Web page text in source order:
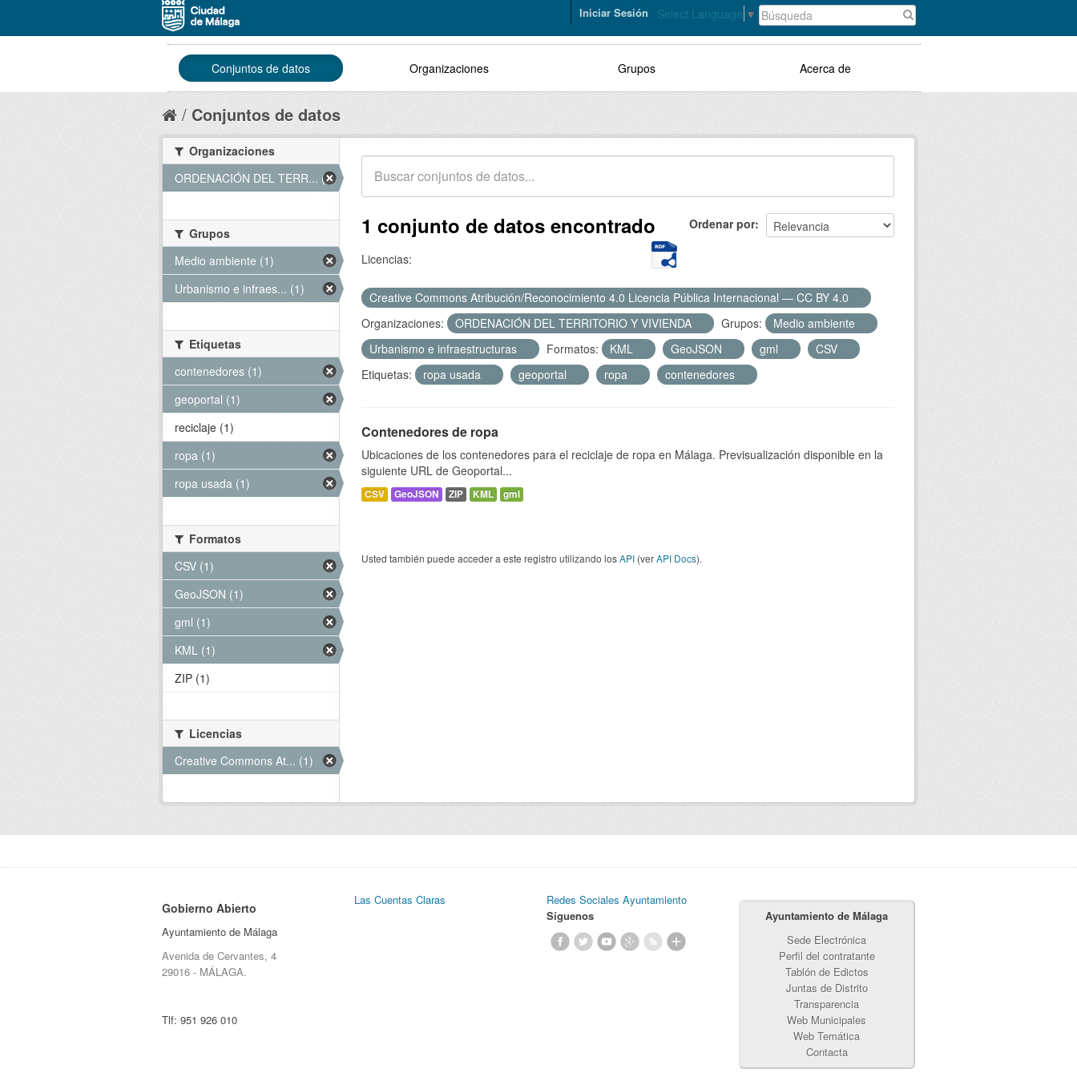
Select Language ▼
Iniciar Sesión
Conjuntos de datos Organizaciones Grupos Acerca de
Conjuntos de datos
Ordenar por
1 conjunto de datos encontrado
Licencias:
Creative Commons Atribución/Reconocimiento 4.0 Licencia Pública Internacional — CC BY 4.0
Organizaciones:
ORDENACIÓN DEL TERRITORIO Y VIVIENDA Grupos:
Medio ambiente
Urbanismo e infraestructuras
Formatos: KML GeoJSON gml
CSV
Etiquetas:
ropa usada geoportal ropa contenedores
Contenedores de ropa
Ubicaciones de los contenedores para el reciclaje de ropa en Málaga. Previsualización disponible en la
siguiente URL de Geoportal...
CSV GeoJSON ZIP KML gml
Usted también puede acceder a este registro utilizando losAPI (verAPI Docs).
Organizaciones
ORDENACIÓN DEL TERR... (1)
Grupos
Medio ambiente (1)
Urbanismo e infraes... (1)
Etiquetas
contenedores (1)
geoportal (1)
reciclaje (1)
ropa (1)
ropa usada (1)
Formatos
CSV (1)
GeoJSON (1)
gml (1)
KML (1)
ZIP (1)
Licencias
Creative Commons At... (1)
Gobierno Abierto
Ayuntamiento de Málaga
Avenida de Cervantes, 4
29016 - MÁLAGA.
Tlf: 951 926 010
Las Cuentas Claras
Redes Sociales Ayuntamiento
Síguenos
Ayuntamiento de Málaga
Sede Electrónica
Perfil del contratante
Tablón de Edictos
Juntas de Distrito
Transparencia
Web Municipales
Web Temática
Contacta